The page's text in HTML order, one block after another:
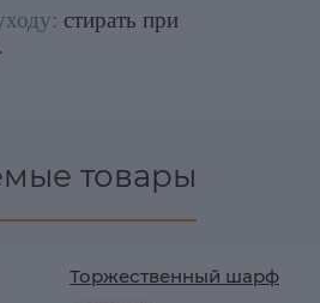
стирать при
товары
Торжественный шарф